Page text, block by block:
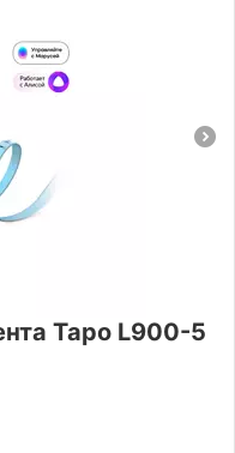
Tapo L900-5